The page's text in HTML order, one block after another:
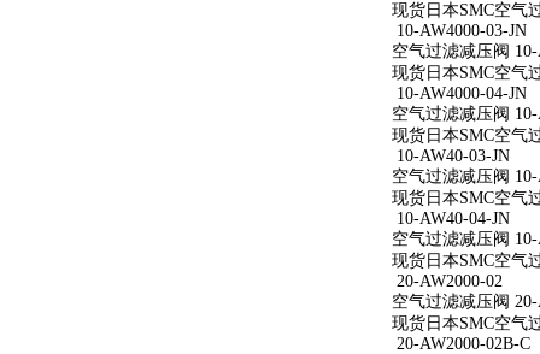
现货日本SMC空气
10-AW4000-03-JN
空气过滤减压阀 10-
现货日本SMC空气
10-AW4000-04-JN
空气过滤减压阀 10-
现货日本SMC空气
10-AW40-03-JN
空气过滤减压阀 10-
现货日本SMC空气
10-AW40-04-JN
空气过滤减压阀 10-
现货日本SMC空气
20-AW2000-02
空气过滤减压阀 20-
现货日本SMC空气
20-AW2000-02B-C